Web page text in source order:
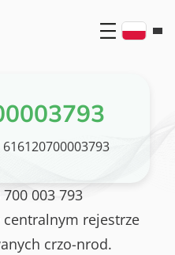
616120700003793
003 793
centralnym rejestrze
crzo-nrod.